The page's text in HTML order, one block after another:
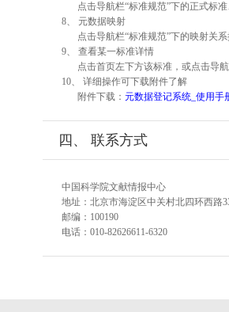
点击导航栏“标准规范”下的正式标
8、 元数据映射
点击导航栏“标准规范”下的映射关
9、 查看某一标准详情
点击首页左下方该标准，或点击导
10、 详细操作可下载附件了解
附件下载： 元数据登记系统_使用手
四、 联系方式
中国科学院文献情报中心
地址：北京市海淀区中关村北四环西路
邮编：100190
电话：010-82626611-6320